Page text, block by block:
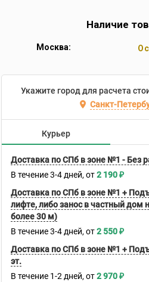
Наличие
Москва:
Укажите город для расчета
Санкт-
Курьер
Доставка по СПб в зоне №1 - Без
В течение 3-4 дней 2 190₽
Доставка по СПб в зоне №1 +
лифте, либо занос в частный дом
более 30 м)
В течение 3-4 дней 2 550₽
Доставка по СПб в зоне №1 +
эт.
В течение 1-2 дней 2 970₽